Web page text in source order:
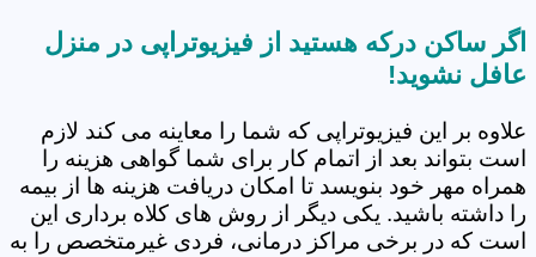
اگر ساکن درکه هستید از فیزیوتراپی در منزل
عافل نشوید!
علاوه بر این فیزیوتراپی که شما را معاینه می کند لازم
است بتواند بعد از اتمام کار برای شما گواهی هزینه را
همراه مهر خود بنویسد تا امکان دریافت هزینه ها از بیمه
را داشته باشید. یکی دیگر از روش های کلاه برداری این
است که در برخی مراکز درمانی، فردی غیرمتخصص را به